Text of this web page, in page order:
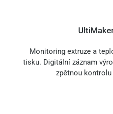
Monitoring extruze a
tisku. Digitální záznam
zpětnou kontrolu